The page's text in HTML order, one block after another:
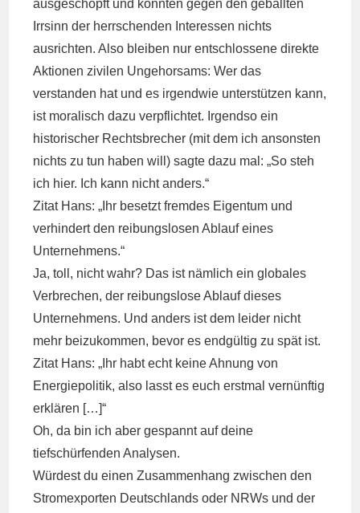
ausgeschöpft und konnten gegen den geballten
Irrsinn der herrschenden Interessen nichts
ausrichten. Also bleiben nur entschlossene direkte
Aktionen zivilen Ungehorsams: Wer das
verstanden hat und es irgendwie unterstützen kann,
ist moralisch dazu verpflichtet. Irgendso ein
historischer Rechtsbrecher (mit dem ich ansonsten
nichts zu tun haben will) sagte dazu mal: „So steh
ich hier. Ich kann nicht anders.“
Zitat Hans: „Ihr besetzt fremdes Eigentum und
verhindert den reibungslosen Ablauf eines
Unternehmens.“
Ja, toll, nicht wahr? Das ist nämlich ein globales
Verbrechen, der reibungslose Ablauf dieses
Unternehmens. Und anders ist dem leider nicht
mehr beizukommen, bevor es endgültig zu spät ist.
Zitat Hans: „Ihr habt echt keine Ahnung von
Energiepolitik, also lasst es euch erstmal vernünftig
erklären […]“
Oh, da bin ich aber gespannt auf deine
tiefschürfenden Analysen.
Würdest du einen Zusammenhang zwischen den
Stromexporten Deutschlands oder NRWs und der